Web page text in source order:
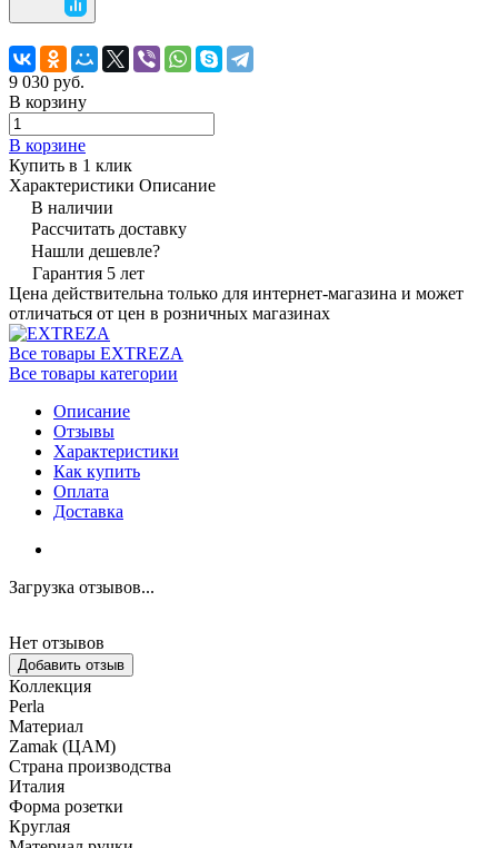
9 030 руб.
В корзину
В корзине
Купить в 1 клик
Характеристики Описание
В наличии
Рассчитать доставку
Нашли дешевле?
Гарантия 5 лет
Цена действительна только для интернет-магазина и может
отличаться от цен в розничных магазинах
Все товары EXTREZA
Все товары категории
Описание
Отзывы
Характеристики
Как купить
Оплата
Доставка
Загрузка отзывов...
Нет отзывов
Добавить отзыв
Коллекция
Perla
Материал
Zamak (ЦАМ)
Страна производства
Италия
Форма розетки
Круглая